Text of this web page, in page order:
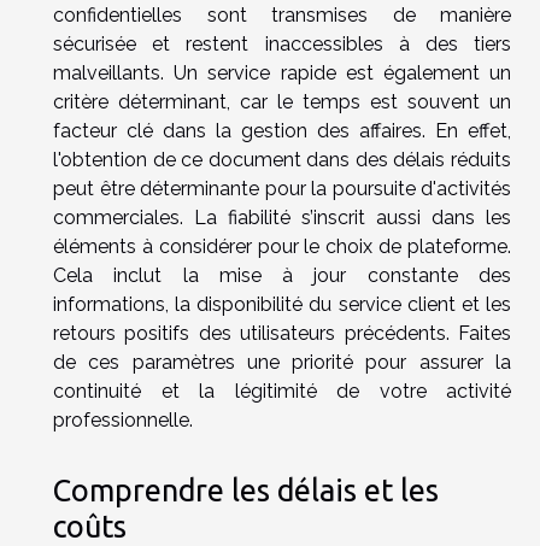
confidentielles sont transmises de manière
sécurisée et restent inaccessibles à des tiers
malveillants. Un service rapide est également un
critère déterminant, car le temps est souvent un
facteur clé dans la gestion des affaires. En effet,
l'obtention de ce document dans des délais réduits
peut être déterminante pour la poursuite d'activités
commerciales. La fiabilité s’inscrit aussi dans les
éléments à considérer pour le choix de plateforme.
Cela inclut la mise à jour constante des
informations, la disponibilité du service client et les
retours positifs des utilisateurs précédents. Faites
de ces paramètres une priorité pour assurer la
continuité et la légitimité de votre activité
professionnelle.
Comprendre les délais et les
coûts